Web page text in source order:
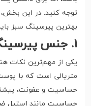
توجه کنید. در این
بهترین پیرسینگ سبز
۱. جنس پیرسینگ را بررسی کنید
یکی از مهم‌ترین نکات
متریالی است که با
حساسیت و عفونت،
حساسیت مانند استیل ضد